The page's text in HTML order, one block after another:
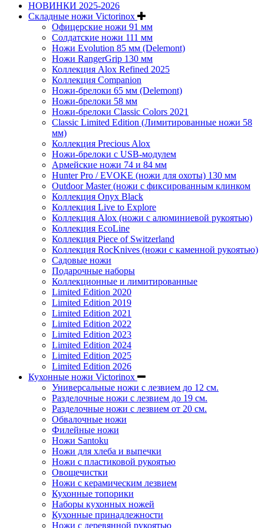
НОВИНКИ 2025-2026
Складные ножи Victorinox
Офицерские ножи 91 мм
Солдатские ножи 111 мм
Ножи Evolution 85 мм (Delemont)
Ножи RangerGrip 130 мм
Коллекция Alox Refined 2025
Коллекция Companion
Ножи-брелоки 65 мм (Delemont)
Ножи-брелоки 58 мм
Ножи-брелоки Classic Colors 2021
Classic Limited Edition (Лимитированные ножи 58
мм)
Коллекция Precious Alox
Ножи-брелоки с USB-модулем
Армейские ножи 74 и 84 мм
Hunter Pro / EVOKE (ножи для охоты) 130 мм
Outdoor Master (ножи с фиксированным клинком
Коллекция Onyx Black
Коллекция Live to Explore
Коллекция Alox (ножи с алюминиевой рукоятью)
Коллекция EcoLine
Коллекция Piece of Switzerland
Коллекция RocKnives (ножи с каменной рукоятью)
Садовые ножи
Подарочные наборы
Коллекционные и лимитированные
Limited Edition 2020
Limited Edition 2019
Limited Edition 2021
Limited Edition 2022
Limited Edition 2023
Limited Edition 2024
Limited Edition 2025
Limited Edition 2026
Кухонные ножи Victorinox
Универсальные ножи с лезвием до 12 см.
Разделочные ножи с лезвием до 19 см.
Разделочные ножи с лезвием от 20 см.
Обвалочные ножи
Филейные ножи
Ножи Santoku
Ножи для хлеба и выпечки
Ножи с пластиковой рукоятью
Овощечистки
Ножи с керамическим лезвием
Кухонные топорики
Наборы кухонных ножей
Кухонные принадлежности
Ножи с деревянной рукоятью